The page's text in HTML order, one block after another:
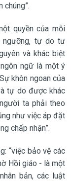
chúng”.
quyền của mỗi
tự do tư
và khác biệt
ngữ là một ý
khôn ngoan của
tự do được khác
ta phải theo
như việc áp đặt
chấp nhận”.
“việc bảo vệ các
Hồi giáo - là một
bản, các luật